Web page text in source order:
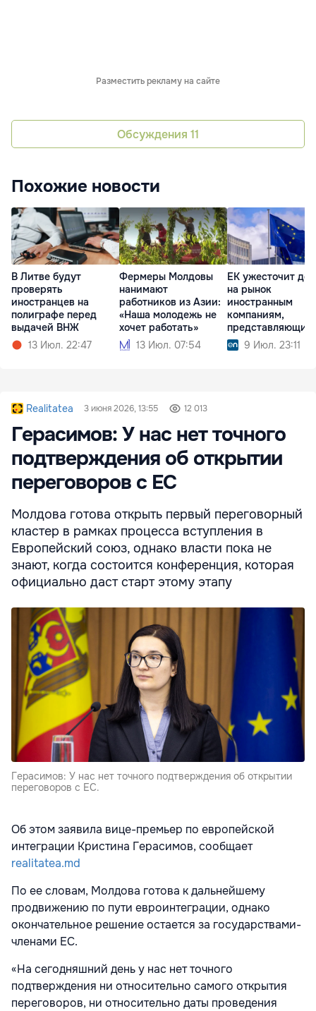
Разместить рекламу на сайте
Обсуждения 11
Похожие новости
В Литве будут
проверять
иностранцев на
полиграфе перед
выдачей ВНЖ
13 Июл. 22:47
Фермеры Молдовы
нанимают
работников из Азии:
«Наша молодежь не
хочет работать»
13 Июл. 07:54
ЕК ужесточит
на рынок
иностранным
компаниям,
представляющим
риск9 Июл. 23:11
Realitatea 3 июня 2026, 13:55 12 013
Герасимов: У нас нет точного
подтверждения об открытии
переговоров с ЕС
Молдова готова открыть первый переговорный
кластер в рамках процесса вступления в
Европейский союз, однако власти пока не
знают, когда состоится конференция, которая
официально даст старт этому этапу
Герасимов: У нас нет точного подтверждения об открытии
переговоров с ЕС.
Об этом заявила вице-премьер по европейской
интеграции Кристина Герасимов, сообщает
realitatea.md
По ее словам, Молдова готова к дальнейшему
продвижению по пути евроинтеграции, однако
окончательное решение остается за государствами-
членами ЕС.
«На сегодняшний день у нас нет точного
подтверждения ни относительно самого открытия
переговоров, ни относительно даты проведения